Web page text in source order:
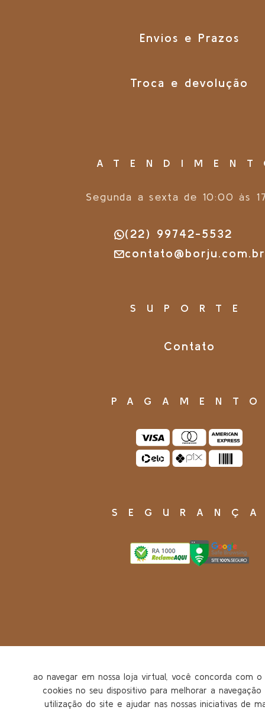
Envios e Prazos
Troca e devolução
Segunda a sexta de 10:00 às
(22) 99742-5532
contato@borju.com.br
SUPORTE
Contato
ao navegar em nossa loja virtual, você concorda com
cookies no seu dispositivo para melhorar a
utilização do site e ajudar nas nossas iniciativas de